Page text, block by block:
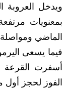
ويدخل العروبة
بمعنويات
الماضي ومواصلة
فيما يسعى
أسفرت
الفوز لحجز أول